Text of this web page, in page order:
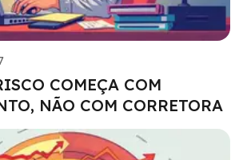
COMEÇA COM
NÃO COM CORRETORA